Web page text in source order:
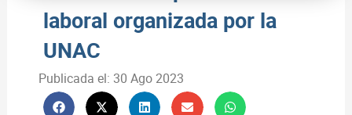
laboral organizada por la
UNAC
Publicada el: 30 Ago 2023